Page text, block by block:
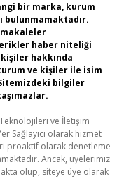
bir marka, kurum
bulunmamaktadır.
makaleler
haber niteliği
hakkında
ve kişiler ile isim
bilgiler
Teknolojileri ve İletişim
Sağlayıcı olarak hizmet
proaktif olarak denetleme
Ancak, üyelerimiz
olup, siteye üye olarak